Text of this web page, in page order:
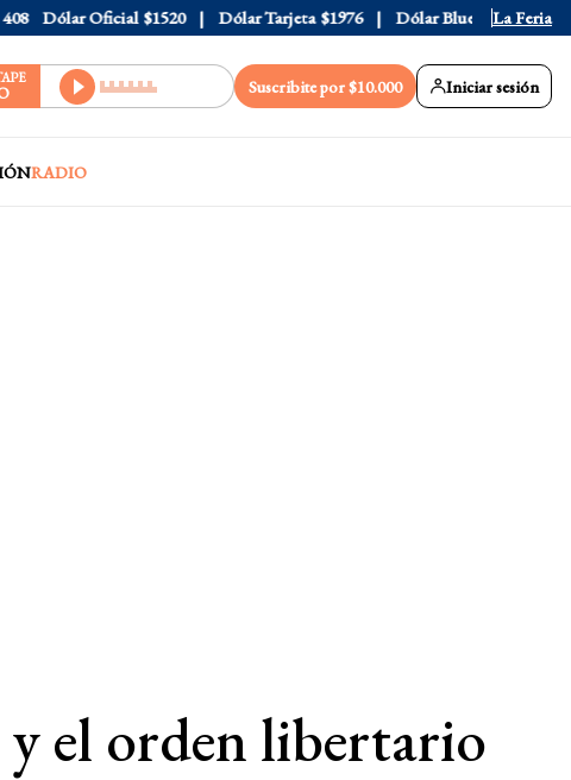
Dólar Oficial $1520 Dólar Tarjeta $1976 Dólar Blue $1530 Dólar
La Feria
Suscribite por $10.000 Iniciar sesión
RADIO
el orden libertario